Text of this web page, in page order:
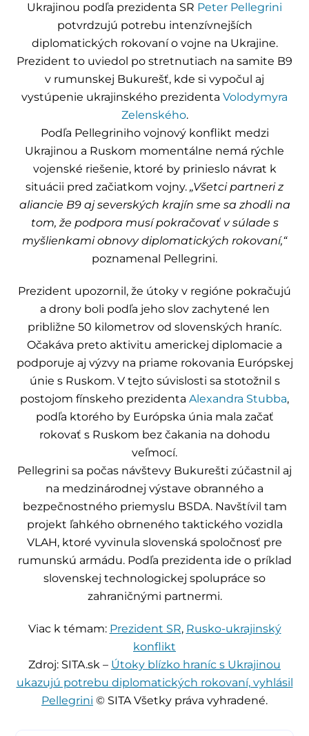
Ukrajinou podľa prezidenta SR Peter Pellegrini
potvrdzujú potrebu intenzívnejších
diplomatických rokovaní o vojne na Ukrajine.
Prezident to uviedol po stretnutiach na samite B9
v rumunskej Bukurešť, kde si vypočul aj
vystúpenie ukrajinského prezidenta Volodymyra
Zelenského.
Podľa Pellegriniho vojnový konflikt medzi
Ukrajinou a Ruskom momentálne nemá rýchle
vojenské riešenie, ktoré by prinieslo návrat k
situácii pred začiatkom vojny. „Všetci partneri z
aliancie B9 aj severských krajín sme sa zhodli na
tom, že podpora musí pokračovať v súlade s
myšlienkami obnovy diplomatických rokovaní,“
poznamenal Pellegrini.
Prezident upozornil, že útoky v regióne pokračujú
a drony boli podľa jeho slov zachytené len
približne 50 kilometrov od slovenských hraníc.
Očakáva preto aktivitu americkej diplomacie a
podporuje aj výzvy na priame rokovania Európskej
únie s Ruskom. V tejto súvislosti sa stotožnil s
postojom fínskeho prezidenta Alexandra Stubba,
podľa ktorého by Európska únia mala začať
rokovať s Ruskom bez čakania na dohodu
veľmocí.
Pellegrini sa počas návštevy Bukurešti zúčastnil aj
na medzinárodnej výstave obranného a
bezpečnostného priemyslu BSDA. Navštívil tam
projekt ľahkého obrneného taktického vozidla
VLAH, ktoré vyvinula slovenská spoločnosť pre
rumunskú armádu. Podľa prezidenta ide o príklad
slovenskej technologickej spolupráce so
zahraničnými partnermi.
Viac k témam: Prezident SR, Rusko-ukrajinský
konflikt
Zdroj: SITA.sk – Útoky blízko hraníc s Ukrajinou
ukazujú potrebu diplomatických rokovaní, vyhlásil
Pellegrini © SITA Všetky práva vyhradené.